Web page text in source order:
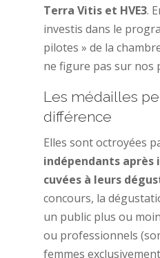
Terra Vitis et HVE3.
investis dans le
pilotes » de la
ne figure pas sur nos
Les médailles
différence
Elles sont octroyées
indépendants après
cuvées à leurs
concours, la
un public plus ou
ou professionnels
femmes